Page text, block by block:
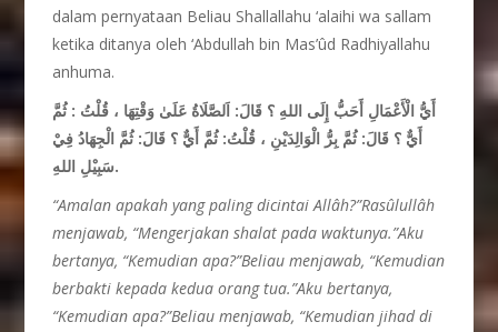
dalam pernyataan Beliau Shallallahu ‘alaihi wa sallam
ketika ditanya oleh ‘Abdullah bin Mas’ûd Radhiyallahu
anhuma.
أَيُّ الْأَعْمَالِ أَحَبُّ إِلَى اللهِ ؟ قَالَ: اَلصَّلَاةُ عَلَىٰ وَقْتِهَا ، قُلْتُ :ثُمَّ
أَيٌّ ؟ قَالَ: ثُمَّ بِرُّ الْوَالِدَيْنِ ، قُلْتُ: ثُمَّ أَيٌّ ؟ قَالَ: ثُمَّ الْجِهَادُ فِيْ
سَبِيْلِ اللهِ.
“Amalan apakah yang paling dicintai Allâh?”Rasûlullâh
menjawab, “Mengerjakan shalat padawaktunya.”Aku
bertanya, “Kemudian apa?”Beliaumenjawab, “Kemudian
berbakti kepada keduaorang tua.”Aku bertanya,
“Kemudian apa?”Beliaumenjawab, “Kemudian jihad di